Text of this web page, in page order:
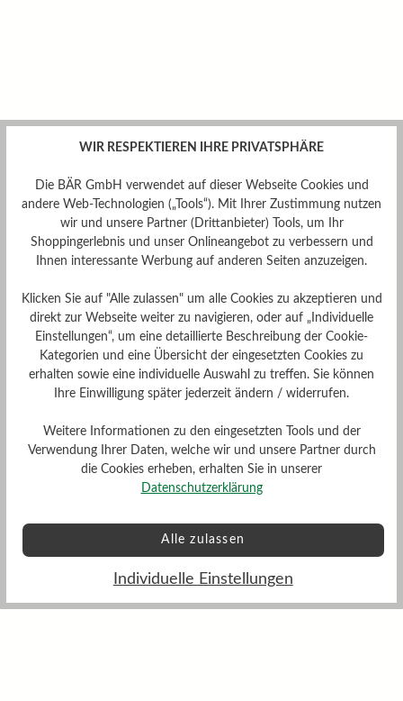
WIR RESPEKTIEREN IHRE PRIVATSPHÄRE
Die BÄR GmbH verwendet auf dieser Webseite Cookies und
andere Web-Technologien („Tools“). Mit Ihrer Zustimmung nutzen
wir und unsere Partner (Drittanbieter) Tools, um Ihr
Shoppingerlebnis und unser Onlineangebot zu verbessern und
Ihnen interessante Werbung auf anderen Seiten anzuzeigen.
Klicken Sie auf "Alle zulassen" um alle Cookies zu akzeptieren und
direkt zur Webseite weiter zu navigieren, oder auf „Individuelle
Einstellungen“, um eine detaillierte Beschreibung der Cookie-
Kategorien und eine Übersicht der eingesetzten Cookies zu
erhalten sowie eine individuelle Auswahl zu treffen. Sie können
Ihre Einwilligung später jederzeit ändern / widerrufen.
Weitere Informationen zu den eingesetzten Tools und der
Verwendung Ihrer Daten, welche wir und unsere Partner durch
die Cookies erheben, erhalten Sie in unserer
Datenschutzerklärung
Alle zulassen
Individuelle Einstellungen